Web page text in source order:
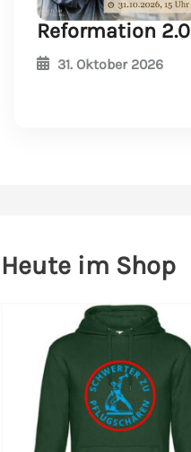
Reformation 2.0
31. Oktober 2026
Heute im Shop